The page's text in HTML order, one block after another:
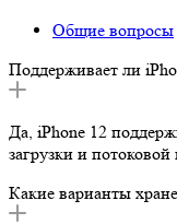
Общие вопросы
Поддерживает ли
Да, iPhone 12
загрузки и потоковой
Какие варианты